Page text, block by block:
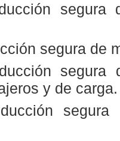
segura de
segura
y de carga.